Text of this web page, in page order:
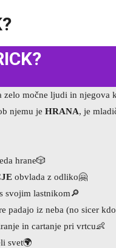
močne ljudi in njegova
njemu je HRANA, je
hrane🎲
obvlada z odliko🤗
svojim lastnikom🔎
padajo iz neba (no sicer
in cartanje pri vrtcu👶
svet🌍